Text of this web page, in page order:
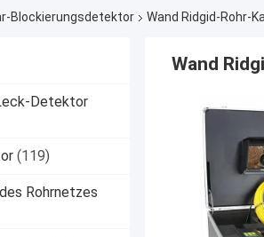
Blockierungsdetektor Wand Ridgid-Rohr-
Detektor
(119)
Rohrnetzes
Wand